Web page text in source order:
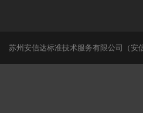
苏州安信达标准技术服务有限公司（安